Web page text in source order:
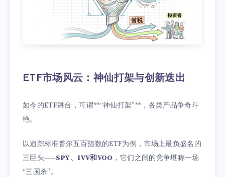
ETF市场风云：神仙打架与创新迭出
如今的ETF舞台，可谓**“神仙打架”**，各类产品争奇斗
艳。
以追踪标准普尔五百指数的ETF为例，市场上最负盛名的
三巨头——SPY、IVV和VOO ，它们之间的竞争堪称一场
“三国杀”。